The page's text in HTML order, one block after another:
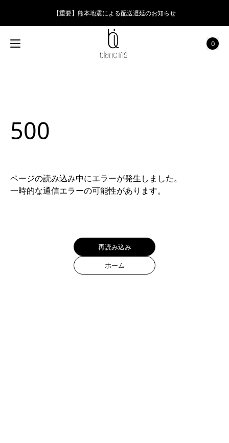
【重要】熊本地震による配送遅延のお知らせ
0
500
ページの読み込み中にエラーが発生しました。
一時的な通信エラーの可能性があります。
再読み込み
ホーム